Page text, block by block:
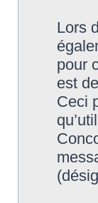
Lors
pour
est
Ceci